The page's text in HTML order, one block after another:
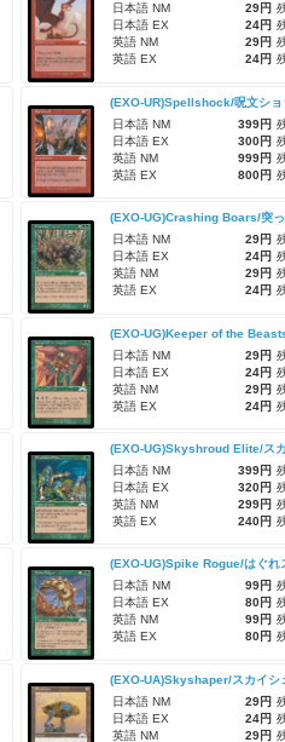
日本語 NM
29円
日本語 EX
24円
英語 NM
29円
英語 EX
24円
(EXO-UR)Spellshock/呪文ショ
日本語 NM
399円
日本語 EX
300円
英語 NM
999円
英語 EX
800円
(EXO-UG)Crashing Boars/突
日本語 NM
29円
日本語 EX
24円
英語 NM
29円
英語 EX
24円
(EXO-UG)Keeper of the
日本語 NM
29円
日本語 EX
24円
英語 NM
29円
英語 EX
24円
(EXO-UG)Skyshroud Elite/ス
日本語 NM
399円
日本語 EX
320円
英語 NM
299円
英語 EX
240円
(EXO-UG)Spike Rogue/はぐれ
日本語 NM
99円
日本語 EX
80円
英語 NM
99円
英語 EX
80円
(EXO-UA)Skyshaper/スカイシ
日本語 NM
29円
日本語 EX
24円
英語 NM
29円